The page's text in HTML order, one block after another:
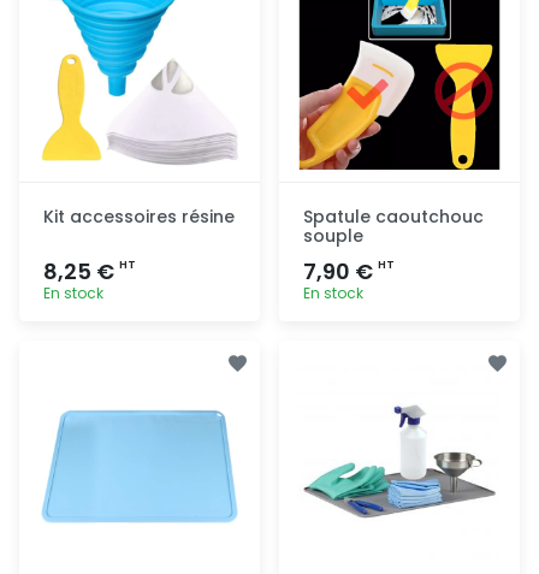
Kit accessoires résine
8,25 € HT
En stock
Spatule caoutchouc
souple
7,90 € HT
En stock